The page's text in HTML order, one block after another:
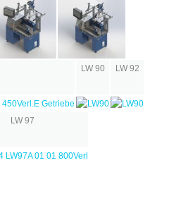
LW 90 LW 92
LW 97